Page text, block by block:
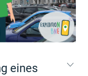
eines